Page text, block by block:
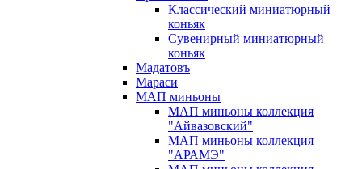
Классический миниатюрный
коньяк
Сувенирный миниатюрный
коньяк
Мадатовъ
Мараси
МАП миньоны
МАП миньоны коллекция
"Айвазовский"
МАП миньоны коллекция
"АРАМЭ"